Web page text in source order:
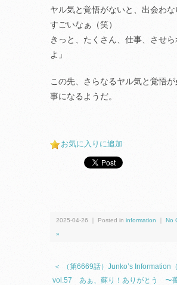
ヤル気と覚悟がないと、出会わな
すごいなぁ（笑）
きっと、たくさん、仕事、させ
よ」
この先、さらなるヤル気と覚悟
事になるようだ。
お気に入りに追加
2025-04-26 ｜ Posted in information No
»
＜ （第6669話）Junko’s Information
vol.57 あぁ、蘇り！ありがとう 〜